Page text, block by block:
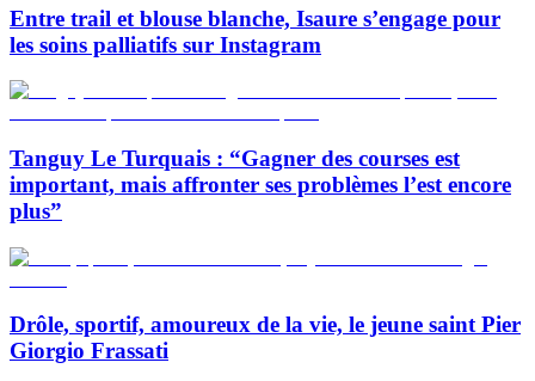
Entre trail et blouse blanche, Isaure s’engage pour
les soins palliatifs sur Instagram
Tanguy Le Turquais : “Gagner des courses est
important, mais affronter ses problèmes l’est encore
plus”
Drôle, sportif, amoureux de la vie, le jeune saint Pier
Giorgio Frassati